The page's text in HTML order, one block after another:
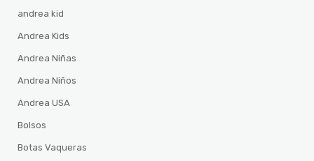
andrea kid
Andrea Kids
Andrea Niñas
Andrea Niños
Andrea USA
Bolsos
Botas Vaqueras